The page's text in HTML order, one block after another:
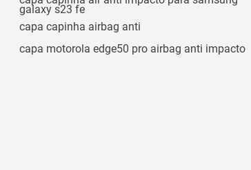
galaxy s23 fe
capa capinha airbag anti
capa motorola edge50 pro airbag anti impacto